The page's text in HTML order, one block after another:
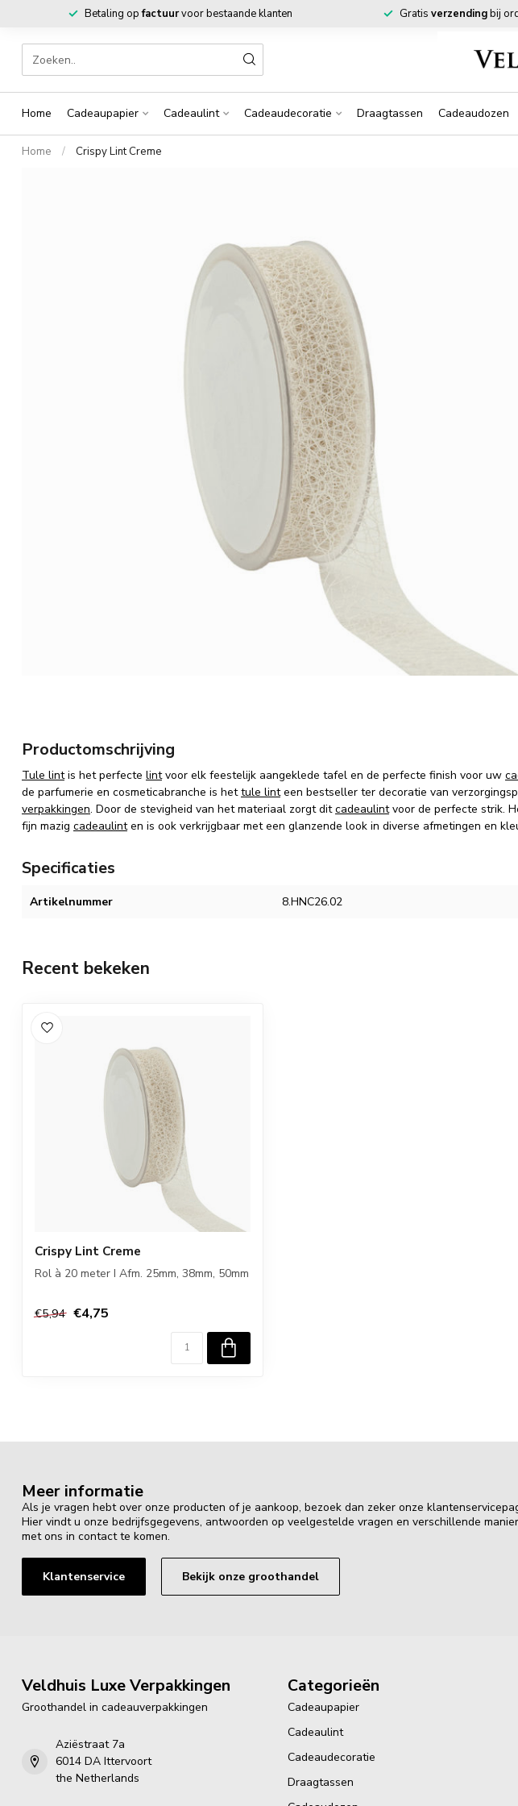
Betaling opfactuurvoor bestaande klanten Gratis verzendingbij
Home Cadeaupapier Cadeaulint Cadeaudecoratie Draagtassen Cadeaudozen
Home / Crispy Lint Creme
Productomschrijving
Tule lintis het perfecte lintvoor elk feestelijk aangeklede tafel en de perfecte finish voor uw
de parfumerie en cosmeticabranche is hettule linteen bestseller ter decoratie van
verpakkingen. Door de stevigheid van het materiaal zorgt ditcadeaulintvoor de perfecte strik.
fijn mazig cadeaulinten is ook verkrijgbaar met een glanzende look in diverse afmetingen en
Specificaties
Artikelnummer 8.HNC26.02
Recent bekeken
Crispy Lint Creme
Rol à 20 meter I Afm. 25mm, 38mm, 50mm
€5,94 €4,75
Meer informatie
Als je vragen hebt over onze producten of je aankoop, bezoek dan zeker onze
Hier vindt u onze bedrijfsgegevens, antwoorden op veelgestelde vragen en verschillende
met ons in contact te komen.
Klantenservice Bekijk onze groothandel
Veldhuis Luxe Verpakkingen
Groothandel in cadeauverpakkingen
Aziëstraat 7a
6014 DA Ittervoort
the Netherlands
Categorieën
Cadeaupapier
Cadeaulint
Cadeaudecoratie
Draagtassen